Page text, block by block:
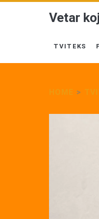
Vetar
TVITEKS
>